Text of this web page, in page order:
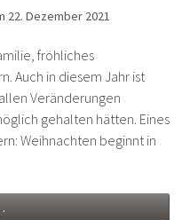
Dezember 2021
fröhliches
Auch in diesem Jahr ist
Veränderungen
gehalten hätten. Eines
Weihnachten beginnt in